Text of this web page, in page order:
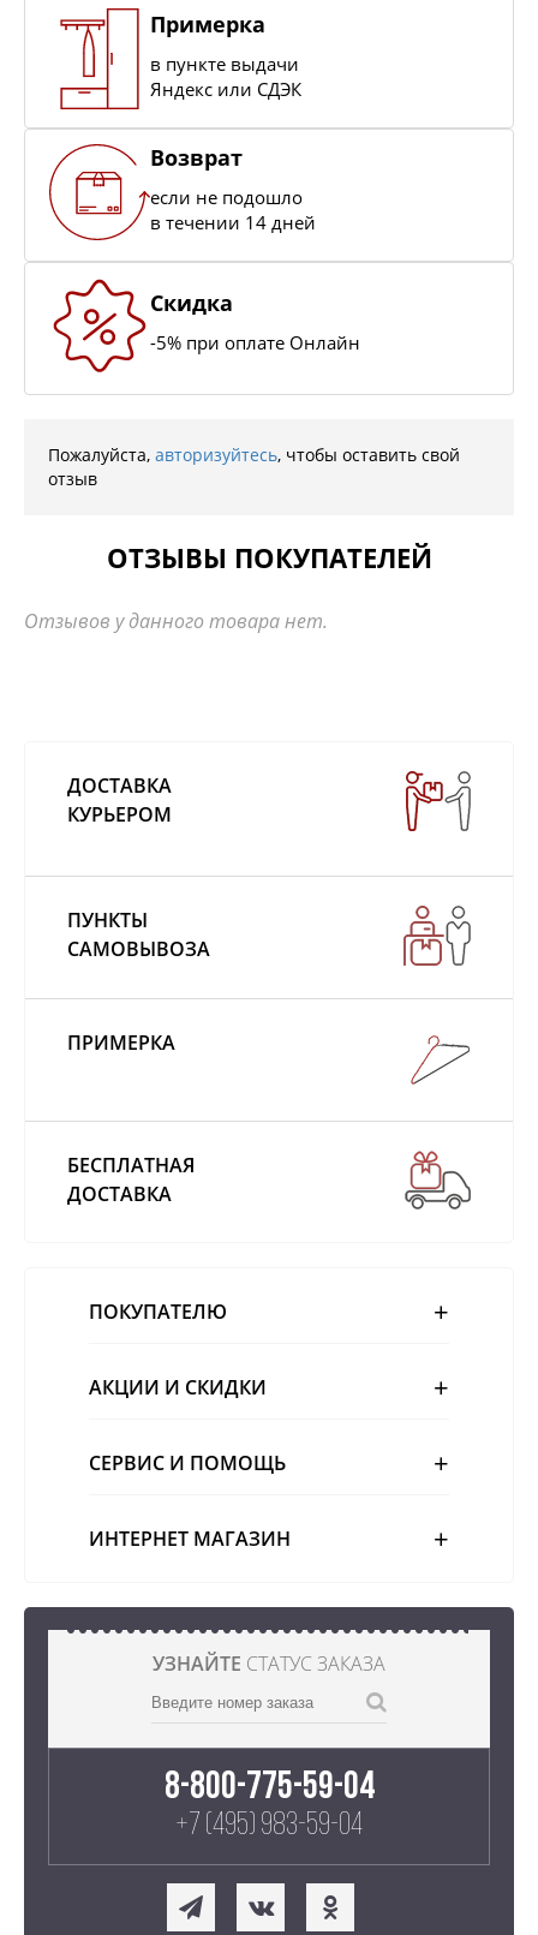
Примерка
в пункте выдачи
Яндекс или СДЭК
Возврат
если не подошло
в течении 14 дней
Скидка
-5% при оплате Онлайн
Пожалуйста, авторизуйтесь, чтобы оставить свой
отзыв
ОТЗЫВЫ ПОКУПАТЕЛЕЙ
Отзывов у данного товара нет.
ДОСТАВКА
КУРЬЕРОМ
ПУНКТЫ
САМОВЫВОЗА
ПРИМЕРКА
БЕСПЛАТНАЯ
ДОСТАВКА
ПОКУПАТЕЛЮ
АКЦИИ И СКИДКИ
СЕРВИС И ПОМОЩЬ
ИНТЕРНЕТ МАГАЗИН
УЗНАЙТЕ СТАТУС ЗАКАЗА
8-800-775-59-04
+7 (495) 983-59-04